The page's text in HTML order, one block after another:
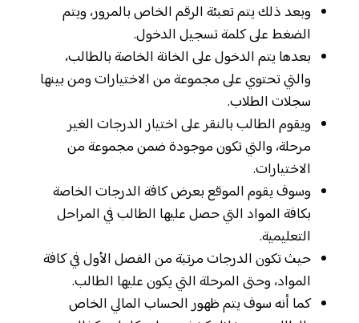
وبعد ذلك يتم تعبئة الرقم الخاص بالمرور، ويتم
الضغط على كلمة تسجيل الدخول.
بعدها يتم الدخول على الخانة الخاصة بالطالب،
والتي تحتوي على مجموعة من الاختيارات ومن بينها
سجلات الطلاب.
ويقوم الطالب بالنقر على اختيار الدرجات الغير
مرحلة، والتي تكون موجودة ضمن مجموعة من
الاختيارات.
وسوف يقوم الموقع بعرض كافة الدرجات الخاصة
بكافة المواد التي حصل عليها الطالب في المراحل
التعليمية.
حيث تكون الدرجات مرتبة من الفصل الأول في كافة
المواد، وحتى المرحلة التي يكون عليها الطالب.
كما أنه سوف يتم ظهور الحساب المالي الخاص